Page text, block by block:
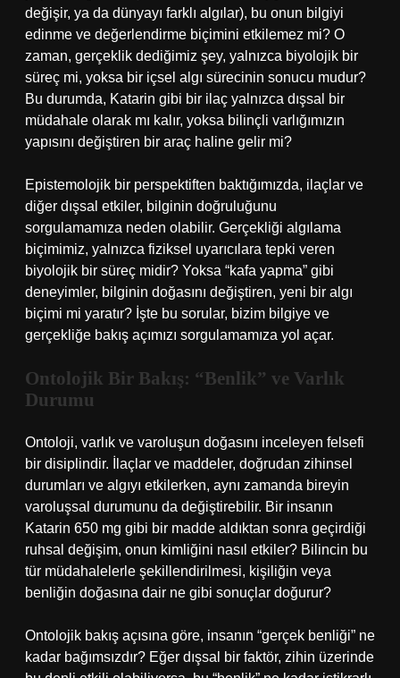
değişir, ya da dünyayı farklı algılar), bu onun bilgiyi
edinme ve değerlendirme biçimini etkilemez mi? O
zaman, gerçeklik dediğimiz şey, yalnızca biyolojik bir
süreç mi, yoksa bir içsel algı sürecinin sonucu mudur?
Bu durumda, Katarin gibi bir ilaç yalnızca dışsal bir
müdahale olarak mı kalır, yoksa bilinçli varlığımızın
yapısını değiştiren bir araç haline gelir mi?
Epistemolojik bir perspektiften baktığımızda, ilaçlar ve
diğer dışsal etkiler, bilginin doğruluğunu
sorgulamamıza neden olabilir. Gerçekliği algılama
biçimimiz, yalnızca fiziksel uyarıcılara tepki veren
biyolojik bir süreç midir? Yoksa “kafa yapma” gibi
deneyimler, bilginin doğasını değiştiren, yeni bir algı
biçimi mi yaratır? İşte bu sorular, bizim bilgiye ve
gerçekliğe bakış açımızı sorgulamamıza yol açar.
Ontolojik Bir Bakış: “Benlik” ve Varlık
Durumu
Ontoloji, varlık ve varoluşun doğasını inceleyen felsefi
bir disiplindir. İlaçlar ve maddeler, doğrudan zihinsel
durumları ve algıyı etkilerken, aynı zamanda bireyin
varoluşsal durumunu da değiştirebilir. Bir insanın
Katarin 650 mg gibi bir madde aldıktan sonra geçirdiği
ruhsal değişim, onun kimliğini nasıl etkiler? Bilincin bu
tür müdahalelerle şekillendirilmesi, kişiliğin veya
benliğin doğasına dair ne gibi sonuçlar doğurur?
Ontolojik bakış açısına göre, insanın “gerçek benliği” ne
kadar bağımsızdır? Eğer dışsal bir faktör, zihin üzerinde